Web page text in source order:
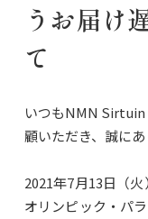
うお届け
て
いつもNMN Sirtuin
顧いただき、誠にあ
2021年7月13日（
オリンピック・パ